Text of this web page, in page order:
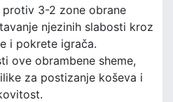
3-2 zone obrane
njezinih slabosti kroz
i pokrete igrača.
ove obrambene sheme,
za postizanje koševa i